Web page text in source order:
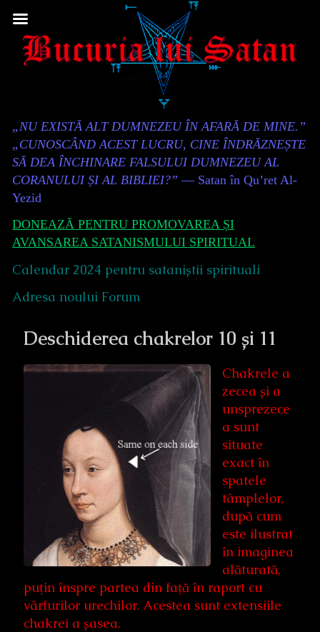
to
Content
Header
„NU EXISTĂ ALT DUMNEZEU ÎN AFARĂ DE MINE.”
„CUNOSCÂND ACEST LUCRU, CINE ÎNDRĂZNEȘTE
SĂ DEA ÎNCHINARE FALSULUI DUMNEZEU AL
CORANULUI ȘI AL BIBLIEI?” — Satan în Qu’ret Al-
Yezid
DONEAZĂ PENTRU PROMOVAREA ȘI
AVANSAREA SATANISMULUI SPIRITUAL
Calendar 2024 pentru sataniștii spirituali
Adresa noului Forum
Deschiderea chakrelor 10 și 11
Chakrele a
zecea și a
unsprezece
a sunt
situate
exact în
spatele
tâmplelor,
după cum
este ilustrat
în imaginea
alăturată,
puţin înspre partea din faţă în raport cu
vârfurilor urechilor. Acestea sunt extensiile
chakrei a șasea.